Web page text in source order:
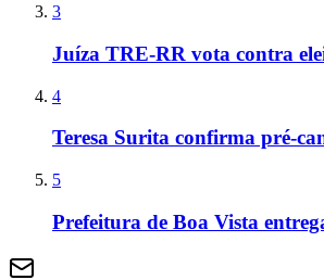
3
Juíza TRE-RR vota contra
4
Teresa Surita confirma pré-
5
Prefeitura de Boa Vista